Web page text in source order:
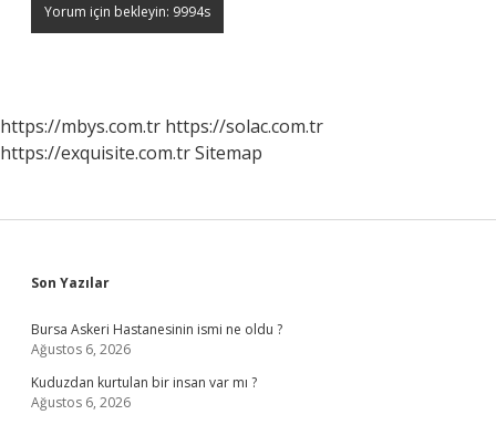
https://mbys.com.tr https://solac.com.tr
https://exquisite.com.trSitemap
Sidebar
Son Yazılar
Bursa Askeri Hastanesinin ismi ne oldu ?
Ağustos 6, 2026
Kuduzdan kurtulan bir insan var mı ?
Ağustos 6, 2026